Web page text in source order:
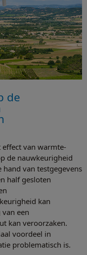
de
effect van warmte-
de nauwkeurigheid
hand van testgegevens
half gesloten
kan
een
kan veroorzaken.
voordeel in
problematisch is.